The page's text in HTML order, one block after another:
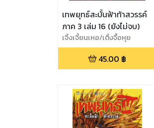
เทพยุทธ์สะบั้นฟ้าท้าสวรรค์
ภาค 3 เล่ม 16 (ยังไม่จบ)
เจิ้งเจี้ยนเหอ/เติ้งจื้อหุย
45.00 ฿